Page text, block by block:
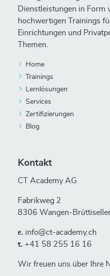
Dienstleistungen in Form
hochwertigen Trainings
Einrichtungen und
Themen.
Home
Trainings
Lernlösungen
Services
Zertifizierungen
Blog
Kontakt
CT Academy AG
Fabrikweg 2
8306 Wangen-
е. info@ct-academy.ch
t. +41 58 255 16 16
Wir freuen uns über Ihre